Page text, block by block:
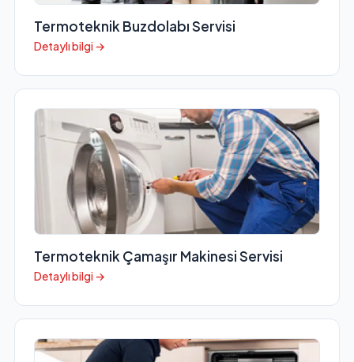
Termoteknik Buzdolabı Servisi
Detaylı bilgi →
Termoteknik Çamaşır Makinesi Servisi
Detaylı bilgi →